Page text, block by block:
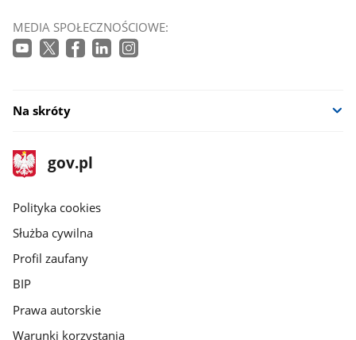
MEDIA SPOŁECZNOŚCIOWE:
Na skróty
stopka
gov.pl
Strona
gov.pl
gov.pl
Polityka cookies
Służba cywilna
Profil zaufany
BIP
Prawa autorskie
Warunki korzystania